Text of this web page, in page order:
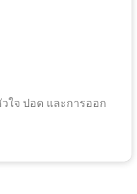
จ ปอด และการออก